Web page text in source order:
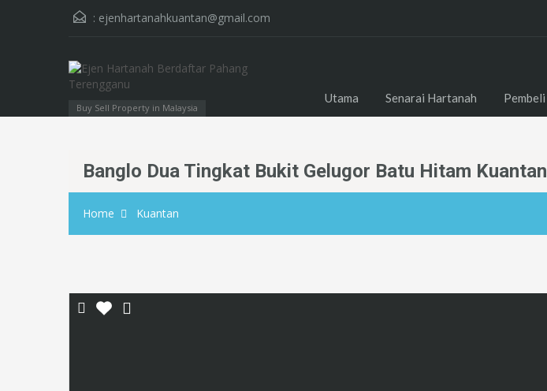
: ejenhartanahkuantan@gmail.com
Buy Sell Property in Malaysia
Utama Senarai Hartanah Pembeli
Banglo Dua Tingkat Bukit Gelugor Batu Hitam Kuantan
Home Kuantan